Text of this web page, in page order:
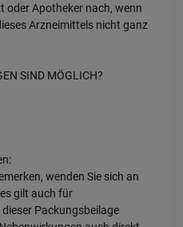
oder Apotheker nach, wenn
Arzneimittels nicht ganz
SIND MÖGLICH?
wenden Sie sich an
gilt auch für
Packungsbeilage